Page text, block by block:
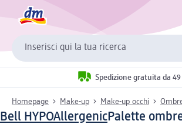
Inserisci qui la tua ricerca
Spedizione gratuita da 49
Homepage Make-up Make-up occhi
Bell HYPOAllergenicPalette